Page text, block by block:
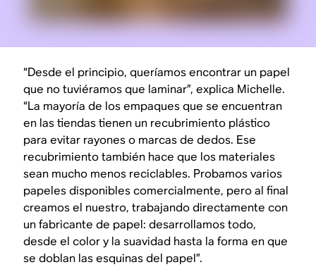
“Desde el principio, queríamos encontrar un papel
que no tuviéramos que laminar”, explica Michelle.
“La mayoría de los empaques que se encuentran
en las tiendas tienen un recubrimiento plástico
para evitar rayones o marcas de dedos. Ese
recubrimiento también hace que los materiales
sean mucho menos reciclables. Probamos varios
papeles disponibles comercialmente, pero al final
creamos el nuestro, trabajando directamente con
un fabricante de papel: desarrollamos todo,
desde el color y la suavidad hasta la forma en que
se doblan las esquinas del papel”.